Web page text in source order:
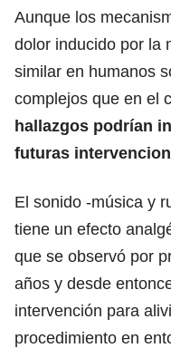
Aunque los
dolor inducido por la
similar en humanos
complejos que en el
hallazgos podrían
futuras
El sonido -música y
tiene un efecto
que se observó por
años y desde
intervención para
procedimiento en